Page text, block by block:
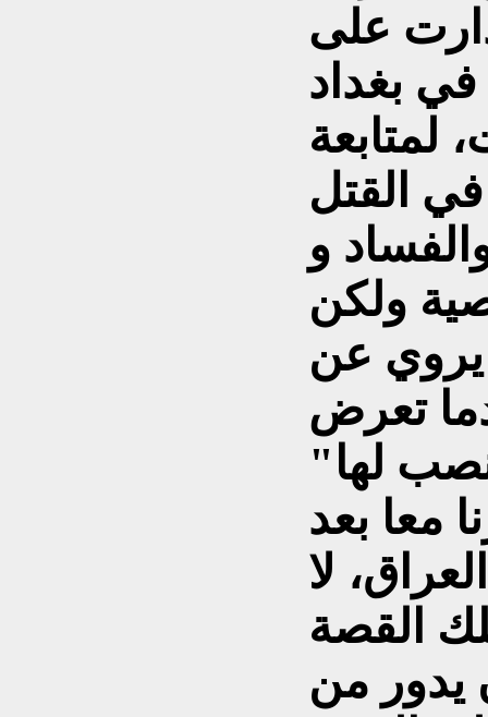
على
في بغداد
لمتابعة
القتل
و
ولكن
يروي عن
تعرض
لها"
معا بعد
لا
القصة
يدور من